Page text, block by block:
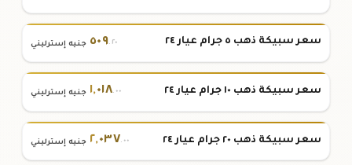
سعر سبيكة ذهب ٥ جرام عيار ٢٤ ٥٠٩.٢٠ جنيه إسترليني
سعر سبيكة ذهب ١٠ جرام عيار ٢٤ ١,٠١٨.٠٠ جنيه إسترليني
سعر سبيكة ذهب ٢٠ جرام عيار ٢٤ ٢,٠٣٧.٠٠ جنيه إسترليني